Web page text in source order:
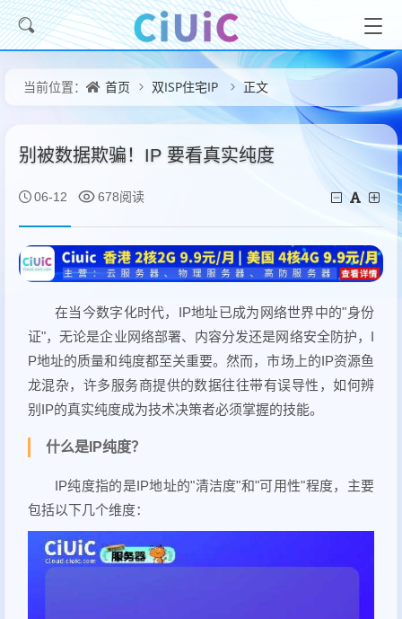
当前位置： 首页 双ISP住宅IP 正文
别被数据欺骗！IP 要看真实纯度
06-12 678阅读
在当今数字化时代，IP地址已成为网络世界中的"身份
证"，无论是企业网络部署、内容分发还是网络安全防护，I
P地址的质量和纯度都至关重要。然而，市场上的IP资源鱼
龙混杂，许多服务商提供的数据往往带有误导性，如何辨
别IP的真实纯度成为技术决策者必须掌握的技能。
什么是IP纯度？
IP纯度指的是IP地址的"清洁度"和"可用性"程度，主要
包括以下几个维度：